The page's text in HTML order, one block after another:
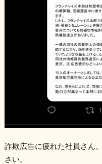
詐欺広告に疲れた社員さん
さい。